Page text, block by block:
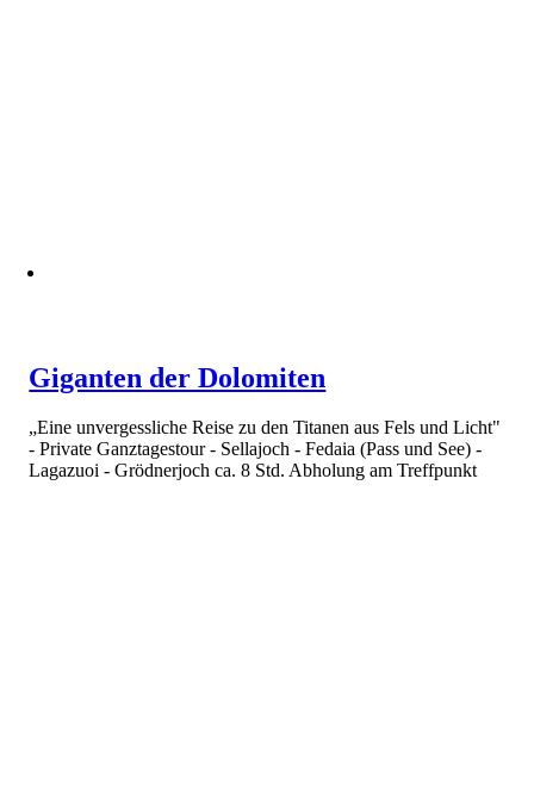
Giganten der Dolomiten
„Eine unvergessliche Reise zu den Titanen aus Fels und Licht"
- Private Ganztagestour - Sellajoch - Fedaia (Pass und See) -
Lagazuoi - Grödnerjoch ca. 8 Std. Abholung am Treffpunkt